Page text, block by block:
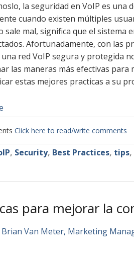
la seguridad en VoIP es una
cuando existen múltiples
sale mal, significa que el
Afortunadamente, con las
red VoIP segura y protegida
las maneras más efectivas
estas mejores practicas a su
Click here to read/write comments
, Security, Best Practices, tips,
para mejorar la
Brian Van Meter, Marketing